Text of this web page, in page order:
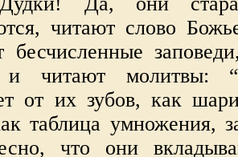
читают слово
бесчисленные
и читают молитвы:
от их зубов, как
таблица умножения,
что они